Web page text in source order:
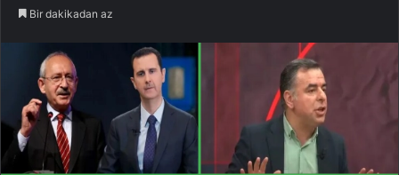
Bir dakikadan az